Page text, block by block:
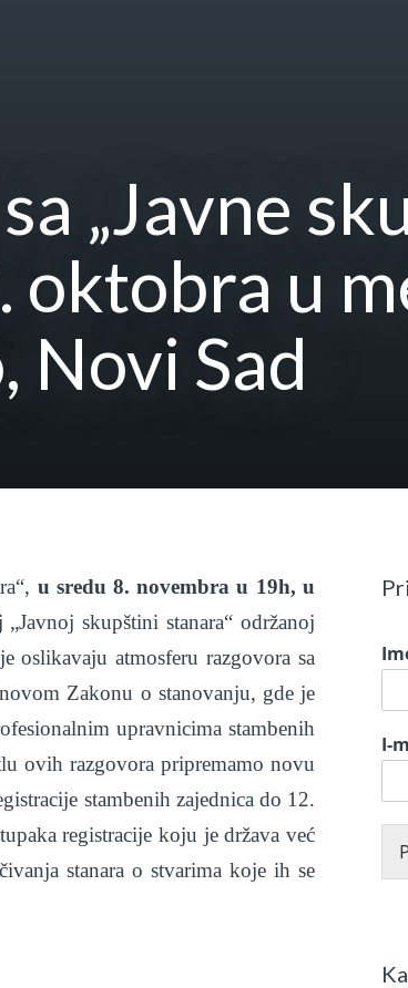
„Javne
oktobra u
Novi Sad
u sredu 8. novembra u 19h, u
skupštini stanara“ održanoj
atmosferu razgovora sa
Zakonu o stanovanju, gde je
upravnicima stambenih
ovih razgovora pripremamo novu
stambenih zajednica do 12.
registracije koju je država već
stanara o stvarima koje ih se
I-